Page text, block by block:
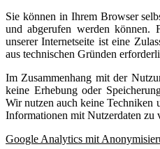
Sie können in Ihrem Browser
und abgerufen werden können.
unserer Internetseite ist eine
aus technischen Gründen
Im Zusammenhang mit der
keine Erhebung oder
Wir nutzen auch keine Techniken
Informationen mit Nutzerdaten zu
Google Analytics mit